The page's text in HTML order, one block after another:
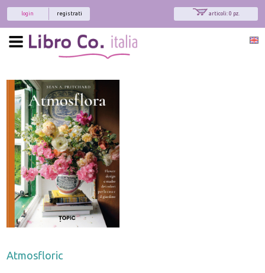
articoli: 0 pz.
registrati
login
Atmosfloric